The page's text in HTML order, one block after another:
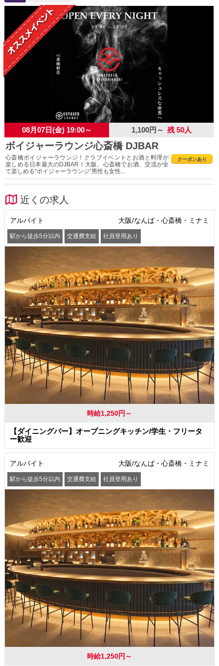
08月07日(金) 19:00～ 1,100円～ 残 50人
ボイジャーラウンジ心斎橋 DJBAR
クーポンあり
心斎橋ボイジャーラウンジ！クラブイベントとお酒と料理が
楽しめる日本最大のDJBAR！大阪、心斎橋でお酒、交流が全
て楽しめる“ボイジャーラウンジ”男性も女性...
近くの求人
アルバイト 大阪/なんば・心斎橋・ミナミ
駅から徒歩5分以内 交通費支給 社員登用あり
時給1,250円～
【ダイニングバー】オープニングキッチン/学生・フリータ
ー歓迎
アルバイト 大阪/なんば・心斎橋・ミナミ
駅から徒歩5分以内 交通費支給 社員登用あり
時給1,250円～